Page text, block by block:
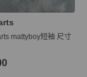
mattyboy短袖 尺寸